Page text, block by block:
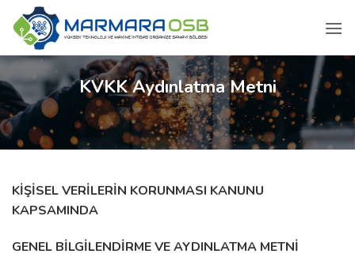
İçeriğe
atla
KVKK Aydınlatma Metni
KİŞİSEL VERİLERİN KORUNMASI KANUNU
KAPSAMINDA
GENEL BİLGİLENDİRME VE AYDINLATMA METNİ